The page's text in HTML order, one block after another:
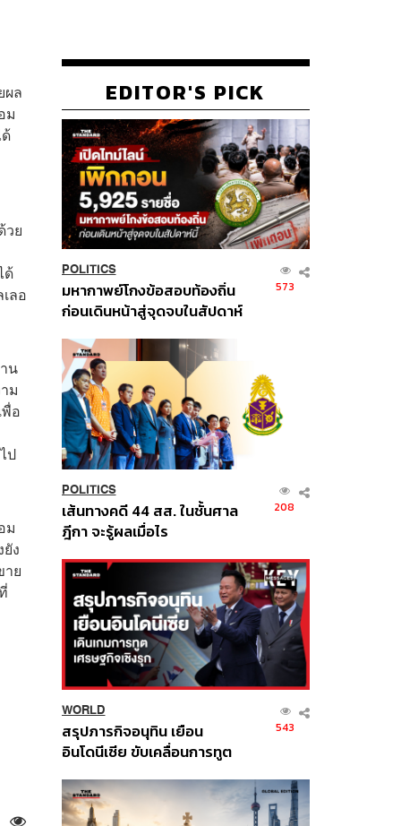
ผล
ม
วย
ด้
ลอ
น
ม
อ
ป
ม
ง
ย
EDITOR'S PICK
POLITICS
มหากาพย์โกงข้อสอบท้องถิ่น
ก่อนเดินหน้าสู่จุดจบในสัปดาห์
573
POLITICS
เส้นทางคดี 44 สส. ในชั้นศาล
ฎีกา จะรู้ผลเมื่อไร
208
WORLD
สรุปภารกิจอนุทิน เยือน
อินโดนีเซีย ขับเคลื่อนการทูต
ส่วนยุทธศาสตร์ไทย –
อินโดนีเซีย
543